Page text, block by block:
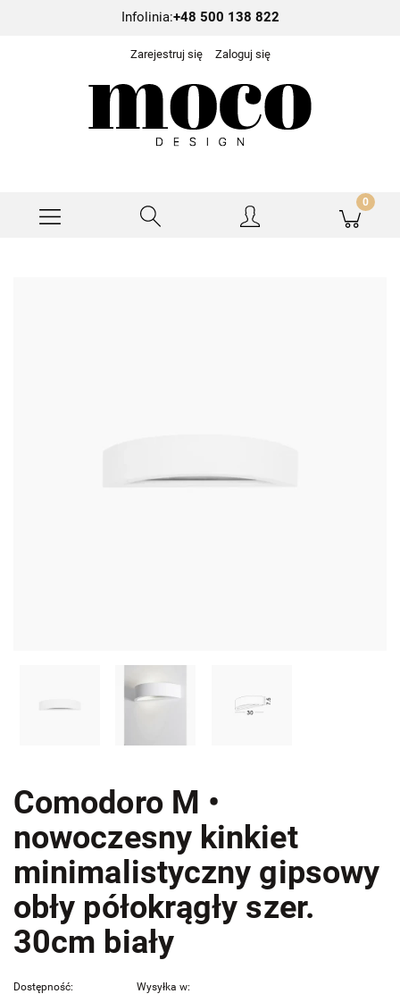
Infolinia:+48 500 138 822
Zarejestruj się Zaloguj się
Comodoro M •
nowoczesny kinkiet
minimalistyczny gipsowy
obły półokrągły szer.
30cm biały
Dostępność:
Wysyłka w: